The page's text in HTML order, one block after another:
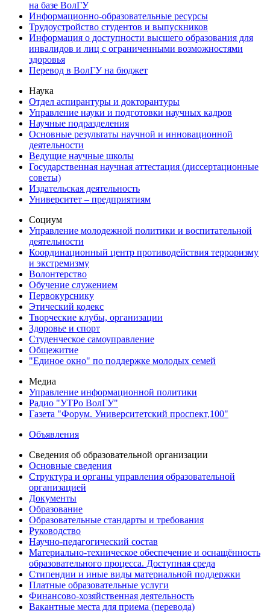
на базе ВолГУ
Информационно-образовательные ресурсы
Трудоустройство студентов и выпускников
Информация о доступности высшего образования для
инвалидов и лиц с ограниченными возможностями
здоровья
Перевод в ВолГУ на бюджет
Наука
Отдел аспирантуры и докторантуры
Управление науки и подготовки научных кадров
Научные подразделения
Основные результаты научной и инновационной
деятельности
Ведущие научные школы
Государственная научная аттестация (диссертационные
советы)
Издательская деятельность
Университет – предприятиям
Социум
Управление молодежной политики и воспитательной
деятельности
Координационный центр противодействия терроризму
и экстремизму
Волонтерство
Обучение служением
Первокурснику
Этический кодекс
Творческие клубы, организации
Здоровье и спорт
Студенческое самоуправление
Общежитие
"Единое окно" по поддержке молодых семей
Медиа
Управление информационной политики
Радио "УТРо ВолГУ"
Газета "Форум. Университетский проспект,100"
Объявления
Сведения об образовательной организации
Основные сведения
Структура и органы управления образовательной
организацией
Документы
Образование
Образовательные стандарты и требования
Руководство
Научно-педагогический состав
Материально-техническое обеспечение и оснащённость
образовательного процесса. Доступная среда
Стипендии и иные виды материальной поддержки
Платные образовательные услуги
Финансово-хозяйственная деятельность
Вакантные места для приема (перевода)